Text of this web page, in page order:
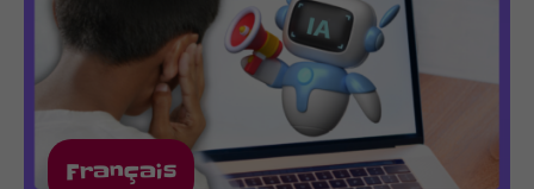
Français